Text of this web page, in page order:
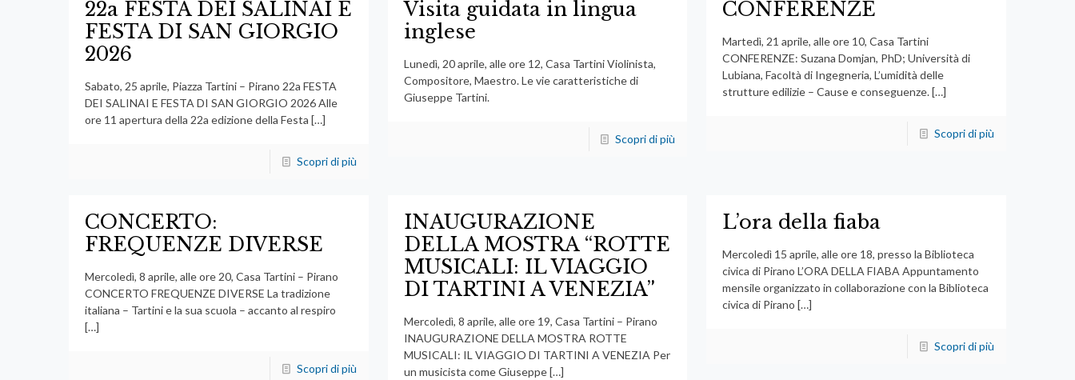
22a FESTA DEI SALINAI E
FESTA DI SAN GIORGIO
2026
Sabato, 25 aprile, Piazza Tartini – Pirano 22a FESTA
DEI SALINAI E FESTA DI SAN GIORGIO 2026 Alle
ore 11 apertura della 22a edizione della Festa […]
Scopri di più
Visita guidata in lingua
inglese
Lunedì, 20 aprile, alle ore 12, Casa Tartini Violinista,
Compositore, Maestro. Le vie caratteristiche di
Giuseppe Tartini.
Scopri di più
CONFERENZE
Martedì, 21 aprile, alle ore 10, Casa Tartini
CONFERENZE: Suzana Domjan, PhD; Università di
Lubiana, Facoltà di Ingegneria, L’umidità delle
strutture edilizie – Cause e conseguenze.[…]
Scopri di più
CONCERTO:
FREQUENZE DIVERSE
Mercoledì, 8 aprile, alle ore 20, Casa Tartini – Pirano
CONCERTO FREQUENZE DIVERSE La tradizione
italiana – Tartini e la sua scuola – accanto al respiro
[…]
Scopri di più
INAUGURAZIONE
DELLA MOSTRA “ROTTE
MUSICALI: IL VIAGGIO
DI TARTINI A VENEZIA”
Mercoledì, 8 aprile, alle ore 19, Casa Tartini – Pirano
INAUGURAZIONE DELLA MOSTRA ROTTE
MUSICALI: IL VIAGGIO DI TARTINI A VENEZIA Per
un musicista come Giuseppe[…]
L’ora della fiaba
Mercoledì 15 aprile, alle ore 18, presso la Biblioteca
civica di Pirano L’ORA DELLA FIABA Appuntamento
mensile organizzato in collaborazione con la Biblioteca
civica di Pirano […]
Scopri di più